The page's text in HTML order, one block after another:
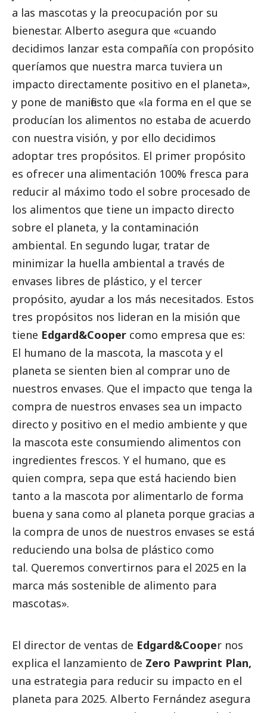
a las mascotas y la preocupación por su
bienestar. Alberto asegura que «cuando
decidimos lanzar esta compañía con propósito
queríamos que nuestra marca tuviera un
impacto directamente positivo en el planeta»,
y pone de manifiesto que «la forma en el que se
producían los alimentos no estaba de acuerdo
con nuestra visión, y por ello decidimos
adoptar tres propósitos. El primer propósito
es ofrecer una alimentación 100% fresca para
reducir al máximo todo el sobre procesado de
los alimentos que tiene un impacto directo
sobre el planeta, y la contaminación
ambiental. En segundo lugar, tratar de
minimizar la huella ambiental a través de
envases libres de plástico, y el tercer
propósito, ayudar a los más necesitados. Estos
tres propósitos nos lideran en la misión que
tiene Edgard&Cooper como empresa que es:
El humano de la mascota, la mascota y el
planeta se sienten bien al comprar uno de
nuestros envases. Que el impacto que tenga la
compra de nuestros envases sea un impacto
directo y positivo en el medio ambiente y que
la mascota este consumiendo alimentos con
ingredientes frescos. Y el humano, que es
quien compra, sepa que está haciendo bien
tanto a la mascota por alimentarlo de forma
buena y sana como al planeta porque gracias a
la compra de unos de nuestros envases se está
reduciendo una bolsa de plástico como
tal. Queremos convertirnos para el 2025 en la
marca más sostenible de alimento para
mascotas».
El director de ventas de Edgard&Cooper nos
explica el lanzamiento de Zero Pawprint Plan,
una estrategia para reducir su impacto en el
planeta para 2025. Alberto Fernández asegura